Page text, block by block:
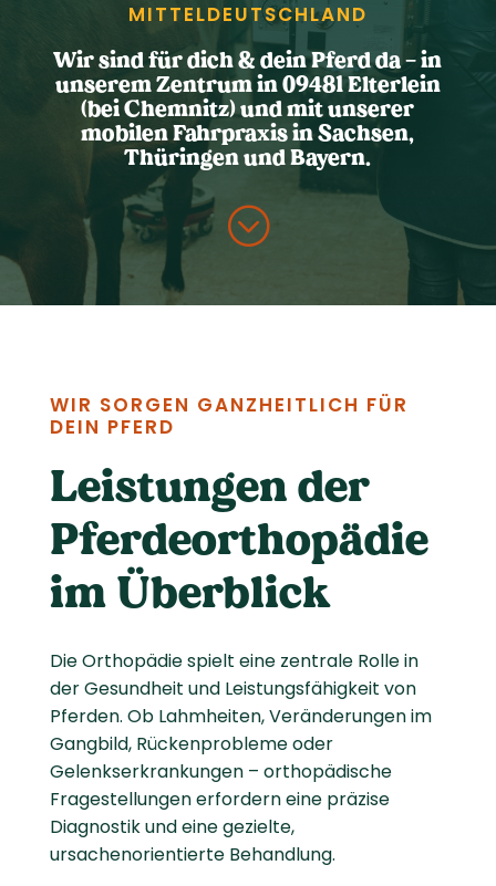
MITTEL­DEUTSCHLAND
Wir sind für dich & dein Pferd da – in
unserem Zentrum in 09481 Elterlein
(bei Chemnitz) und mit unserer
mobilen Fahrpraxis in Sachsen,
Thüringen und Bayern.
;
WIR SORGEN GANZHEITLICH FÜR
DEIN PFERD
Leistungen der
Pferde­orthopädie
im Überblick
Die Orthopädie spielt eine zentrale Rolle in
der Gesundheit und Leistungsfähigkeit von
Pferden. Ob Lahmheiten, Veränderungen im
Gangbild, Rückenprobleme oder
Gelenkserkrankungen – orthopädische
Fragestellungen erfordern eine präzise
Diagnostik und eine gezielte,
ursachenorientierte Behandlung.